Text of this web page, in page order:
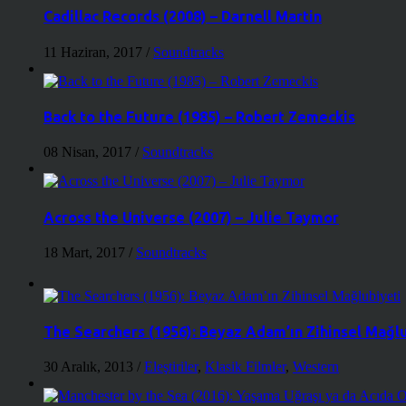
Cadillac Records (2008) – Darnell Martin
11 Haziran, 2017 / Soundtracks
Back to the Future (1985) – Robert Zemeckis
08 Nisan, 2017 / Soundtracks
Across the Universe (2007) – Julie Taymor
18 Mart, 2017 / Soundtracks
The Searchers (1956): Beyaz Adam’ın Zihinsel
30 Aralık, 2013 / Eleştiriler, Klasik Filmler, Western